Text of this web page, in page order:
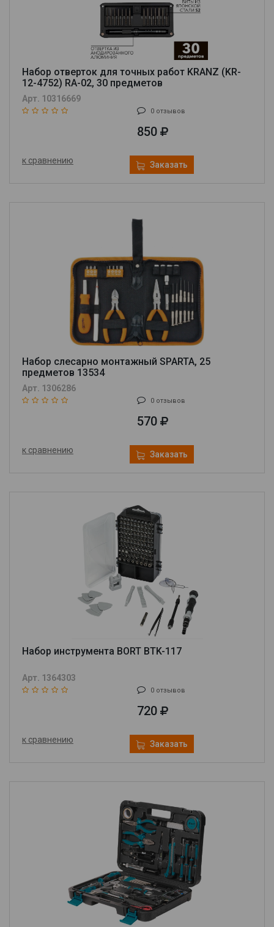
Набор отверток для точных работ KRANZ (KR-
12-4752) RA-02, 30 предметов
Арт. 10316669
0 отзывов
850
к сравнению Заказать
Набор слесарно монтажный SPARTA, 25
предметов 13534
Арт. 1306286
0 отзывов
570
к сравнению Заказать
Набор инструмента BORT BTK-117
Арт. 1364303
0 отзывов
720
к сравнению Заказать